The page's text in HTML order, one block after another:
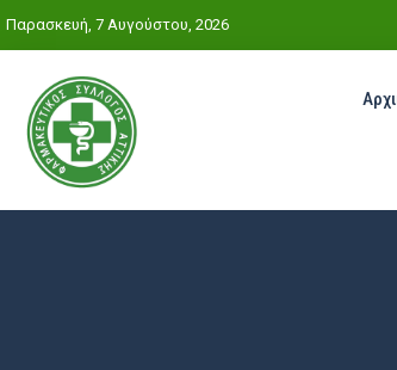
Παρασκευή, 7 Αυγούστου, 2026